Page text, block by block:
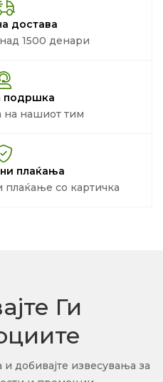
достава
1500 денари
подршка
на нашиот тим
плаќања
плаќање со картичка
Ги
добивајте извесувања за